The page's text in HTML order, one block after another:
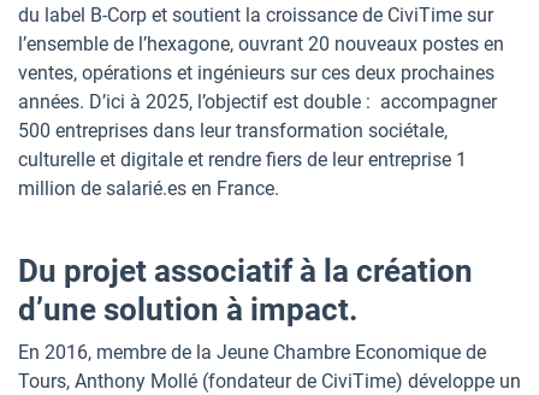
du label B-Corp et soutient la croissance de CiviTime sur
l’ensemble de l’hexagone, ouvrant 20 nouveaux postes en
ventes, opérations et ingénieurs sur ces deux prochaines
années. D’ici à 2025, l’objectif est double : accompagner
500 entreprises dans leur transformation sociétale,
culturelle et digitale et rendre fiers de leur entreprise 1
million de salarié.es en France.
Du projet associatif à la création
d’une solution à impact.
En 2016, membre de la Jeune Chambre Economique de
Tours, Anthony Mollé (fondateur de CiviTime) développe un